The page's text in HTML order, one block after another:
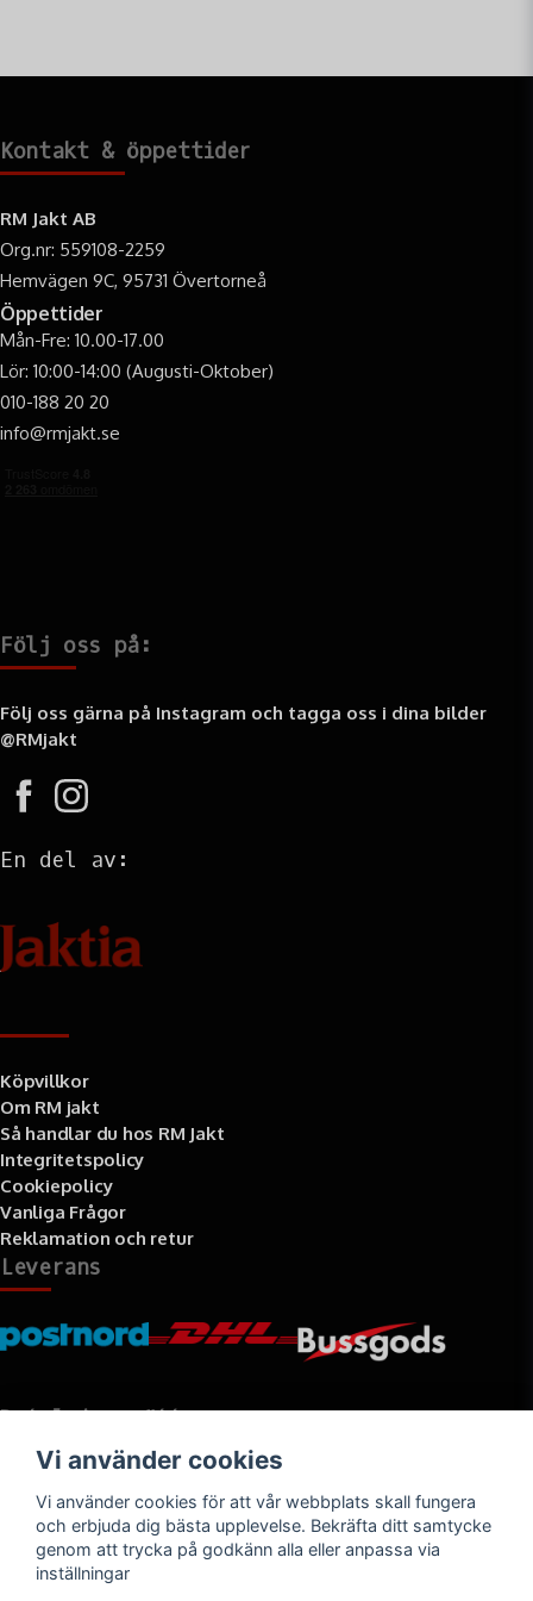
USB-ingång
Det tar bara 10 timmar för en fullständig uppladdning
kommit med laddningen
Kontakt & öppettider
RM Jakt AB
Org.nr: 559108-2259
Hemvägen 9C, 95731 Övertorneå
Öppettider
Mån-Fre: 10.00-17.00
Lör: 10:00-14:00 (Augusti-Oktober)
010-188 20 20
info@rmjakt.se
Följ oss på:
Följ oss gärna på Instagram och tagga oss i dina bilder
@RMjakt
En del av:
Köpvillkor
Om RM jakt
Så handlar du hos RM Jakt
Integritetspolicy
Cookiepolicy
Vanliga Frågor
Reklamation och retur
Leverans
Betalningssätt
Vi använder cookies
Vi använder cookies för att vår webbplats skall fungera
och erbjuda dig bästa upplevelse. Bekräfta ditt samtycke
genom att trycka på godkänn alla eller anpassa via
inställningar